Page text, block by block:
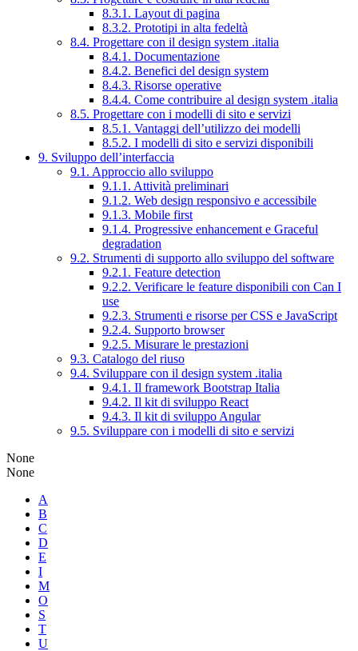
8.3.1. Layout di pagina
8.3.2. Prototipi in alta fedeltà
8.4. Progettare con il design system .italia
8.4.1. Documentazione
8.4.2. Benefici del design system
8.4.3. Risorse operative
8.4.4. Come contribuire al design system .italia
8.5. Progettare con i modelli di sito e servizi
8.5.1. Vantaggi dell’utilizzo dei modelli
8.5.2. I modelli di sito e servizi disponibili
9. Sviluppo dell’interfaccia
9.1. Approccio allo sviluppo
9.1.1. Attività preliminari
9.1.2. Web design responsivo e accessibile
9.1.3. Mobile first
9.1.4. Progressive enhancement e Graceful
degradation
9.2. Strumenti di supporto allo sviluppo del software
9.2.1. Feature detection
9.2.2. Verificare le feature disponibili con Can I
use
9.2.3. Strumenti e risorse per CSS e JavaScript
9.2.4. Supporto browser
9.2.5. Misurare le prestazioni
9.3. Catalogo del riuso
9.4. Sviluppare con il design system .italia
9.4.1. Il framework Bootstrap Italia
9.4.2. Il kit di sviluppo React
9.4.3. Il kit di sviluppo Angular
9.5. Sviluppare con i modelli di sito e servizi
None
None
A
B
C
D
E
I
M
O
S
T
U